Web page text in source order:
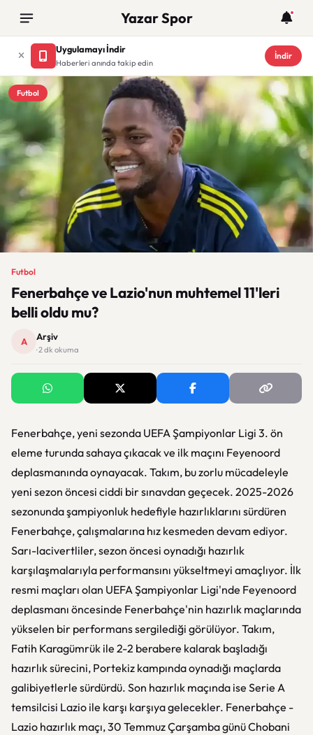
Yazar Spor
Uygulamayı İndir
Haberleri anında takip edin
İndir
Futbol
Futbol
Fenerbahçe ve Lazio'nun muhtemel 11'leri
belli oldu mu?
A Arşiv
· 2 dk okuma
Fenerbahçe, yeni sezonda UEFA Şampiyonlar Ligi 3. ön
eleme turunda sahaya çıkacak ve ilk maçını Feyenoord
deplasmanında oynayacak. Takım, bu zorlu mücadeleyle
yeni sezon öncesi ciddi bir sınavdan geçecek. 2025-2026
sezonunda şampiyonluk hedefiyle hazırlıklarını sürdüren
Fenerbahçe, çalışmalarına hız kesmeden devam ediyor.
Sarı-lacivertliler, sezon öncesi oynadığı hazırlık
karşılaşmalarıyla performansını yükseltmeyi amaçlıyor. İlk
resmi maçları olan UEFA Şampiyonlar Ligi'nde Feyenoord
deplasmanı öncesinde Fenerbahçe'nin hazırlık maçlarında
yükselen bir performans sergilediği görülüyor. Takım,
Fatih Karagümrük ile 2-2 berabere kalarak başladığı
hazırlık sürecini, Portekiz kampında oynadığı maçlarda
galibiyetlerle sürdürdü. Son hazırlık maçında ise Serie A
temsilcisi Lazio ile karşı karşıya gelecekler. Fenerbahçe -
Lazio hazırlık maçı, 30 Temmuz Çarşamba günü Chobani